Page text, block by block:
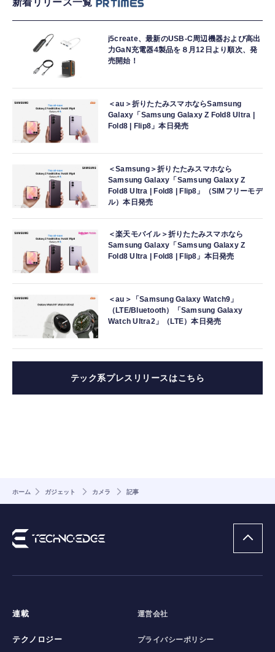
新着リリース一覧
j5create、最新のUSB-C周辺機器および高出
力GaN充電器4製品を８月12日より順次、発
売開始！
＜au＞折りたたみスマホならSamsung
Galaxy「Samsung Galaxy Z Fold8 Ultra |
Fold8 | Flip8」本日発売
＜Samsung＞折りたたみスマホなら
Samsung Galaxy「Samsung Galaxy Z
Fold8 Ultra | Fold8 | Flip8」（SIMフリーモデ
ル）本日発売
＜楽天モバイル＞折りたたみスマホなら
Samsung Galaxy「Samsung Galaxy Z
Fold8 Ultra | Fold8 | Flip8」本日発売
＜au＞「Samsung Galaxy Watch9」
（LTE/Bluetooth）「Samsung Galaxy
Watch Ultra2」（LTE）本日発売
テック系プレスリリースはこちら
ホーム ガジェット カメラ 記事
連載
テクノロジー
運営会社
プライバシーポリシー